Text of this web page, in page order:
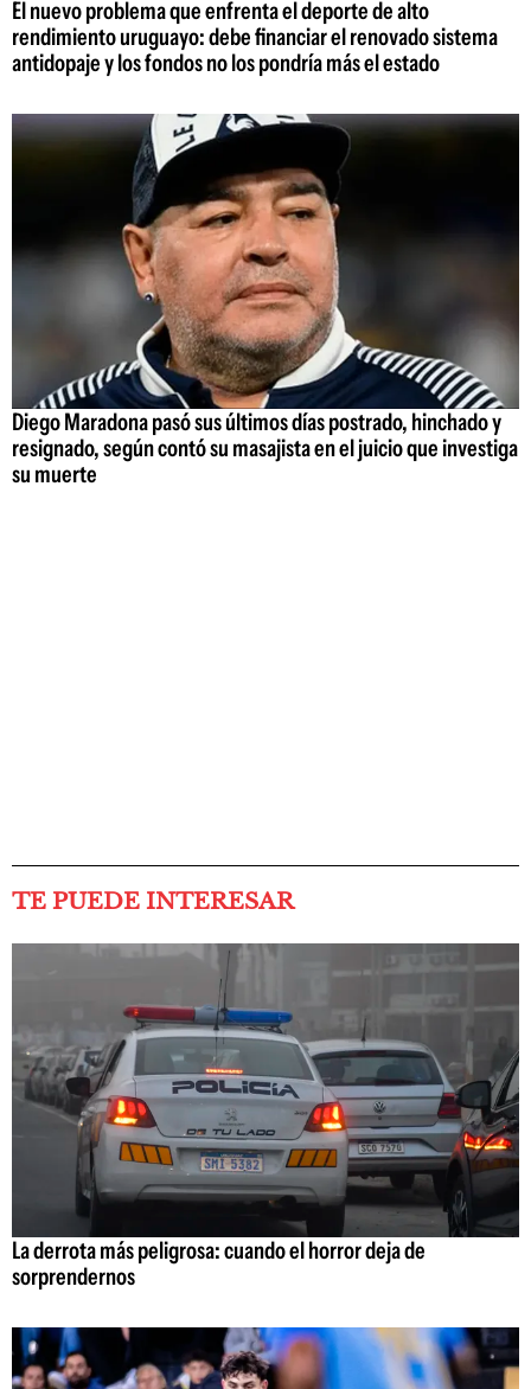
El nuevo problema que enfrenta el deporte de alto
rendimiento uruguayo: debe financiar el renovado sistema
antidopaje y los fondos no los pondría más el estado
Diego Maradona pasó sus últimos días postrado, hinchado y
resignado, según contó su masajista en el juicio que investiga
su muerte
TE PUEDE INTERESAR
La derrota más peligrosa: cuando el horror deja de
sorprendernos